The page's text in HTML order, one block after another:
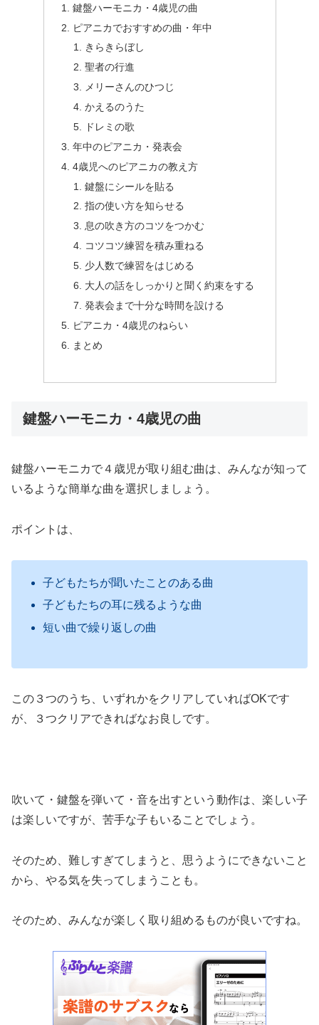
鍵盤ハーモニカ・4歳児の曲
ピアニカでおすすめの曲・年中
きらきらぼし
聖者の行進
メリーさんのひつじ
かえるのうた
ドレミの歌
年中のピアニカ・発表会
4歳児へのピアニカの教え方
鍵盤にシールを貼る
指の使い方を知らせる
息の吹き方のコツをつかむ
コツコツ練習を積み重ねる
少人数で練習をはじめる
大人の話をしっかりと聞く約束をする
発表会まで十分な時間を設ける
ピアニカ・4歳児のねらい
まとめ
鍵盤ハーモニカ・4歳児の曲
鍵盤ハーモニカで４歳児が取り組む曲は、みんなが知って
いるような簡単な曲を選択しましょう。
ポイントは、
子どもたちが聞いたことのある曲
子どもたちの耳に残るような曲
短い曲で繰り返しの曲
この３つのうち、いずれかをクリアしていればOKです
が、３つクリアできればなお良しです。
吹いて・鍵盤を弾いて・音を出すという動作は、楽しい子
は楽しいですが、苦手な子もいることでしょう。
そのため、難しすぎてしまうと、思うようにできないこと
から、やる気を失ってしまうことも。
そのため、みんなが楽しく取り組めるものが良いですね。